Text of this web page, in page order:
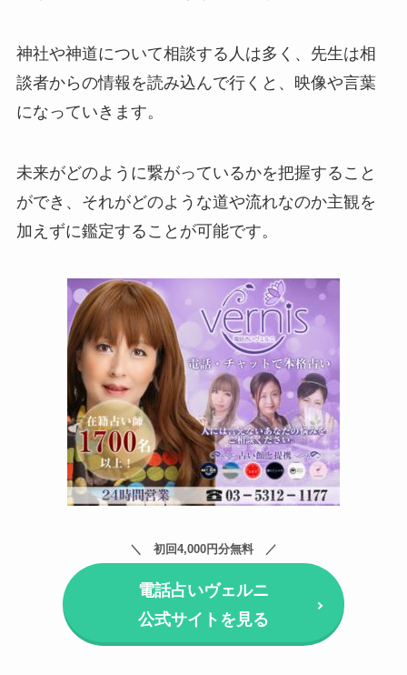
神社や神道について相談する人は多く、先生は相
談者からの情報を読み込んで行くと、映像や言葉
になっていきます。
未来がどのように繋がっているかを把握すること
ができ、それがどのような道や流れなのか主観を
加えずに鑑定することが可能です。
初回4,000円分無料
電話占いヴェルニ
公式サイトを見る